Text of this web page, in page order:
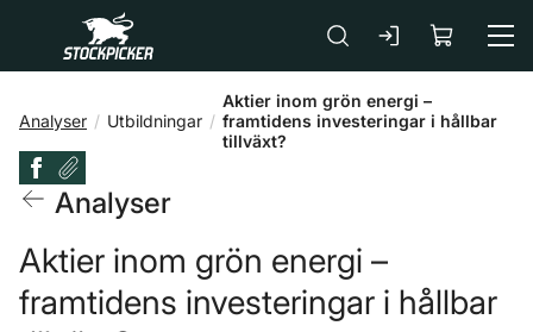
Gå till huvudinnehåll
Analyser Utbildningar
Aktier inom grön energi –
framtidens investeringar i hållbar
tillväxt?
Analyser
Aktier inom grön energi –
framtidens investeringar i hållbar